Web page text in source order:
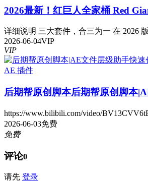
2026最新！红巨人全家桶 Red
详细说明 三大套件，合三为一 在 2026
2026-06-04VIP
VIP
AE 插件
后期帮原创脚本后期帮原创脚本
https://www.bilibili.com/video/
2026-06-03免费
免费
评论0
请先 登录